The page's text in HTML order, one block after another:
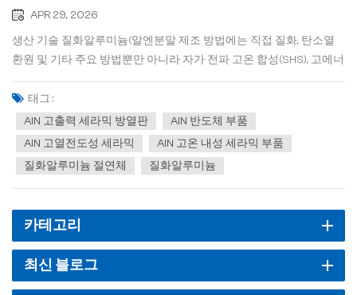
APR 29, 2026
생산 기술 질화알루미늄(알엔분말 제조 방법에는 직접 질화, 탄소열
환원 및 기타 주요 방법뿐만 아니라 자가 전파 고온 합성(SHS), 고에너
지 볼 밀링, 현장 자가 반응 합성, 플라즈마 화학 합성 및 화학 기상 증
착(CVD)과 같은 다양한 기술이 포함됩니다. 탄소열환원법은 가장 성
숙하고 상업적으로 실현 가능한 방...
태그 :
AlN 고출력 세라믹 방열판
AlN 반도체 부품
AlN 고열전도성 세라믹
AlN 고온 내성 세라믹 부품
질화알루미늄 절연체
질화알루미늄
카테고리
최신 블로그